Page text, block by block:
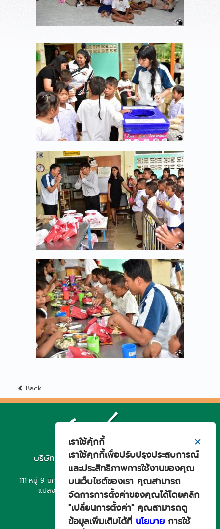
Back
บริษัท ยีเอส ยัวซ่า สยาม อินดัสตรีส์ จำกัด
ฝ่ายการผลิตและส่งออก
111 หมู่ 9 นิคมอุตสาหกรรม เกตเวย์ ซิตี้ ตำบลหัวสำโรง อำเภอ
แปลงยาว จังหวัดฉะเชิงเทรา 24190 ประเทศไทย
โทรศัพท์ : +66 3857 5731
แฟกซ์ : +66 3857 5737
✕
เราใช้คุ้กกี้
เราใช้คุกกี้เพื่อปรับปรุงประสบการณ์
และประสิทธิภาพการใช้งานของคุณ
บนเว็บไซต์ของเรา คุณสามารถ
จัดการการตั้งค่าของคุณได้โดยคลิก
"เปลี่ยนการตั้งค่า" คุณสามารถดู
ข้อมูลเพิ่มเติมได้ที่ นโยบาย การใช้